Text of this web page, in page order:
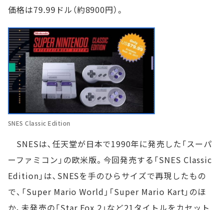
価格は79.99ドル（約8900円）。
SNES Classic Edition
SNESは、任天堂が日本で1990年に発売した「スーパ
ーファミコン」の欧米版。今回発売する「SNES Classic
Edition」は、SNESを手のひらサイズで再現したもの
で、「Super Mario World」「Super Mario Kart」のほ
か、未発売の「Star Fox 2」など21タイトルをカセット